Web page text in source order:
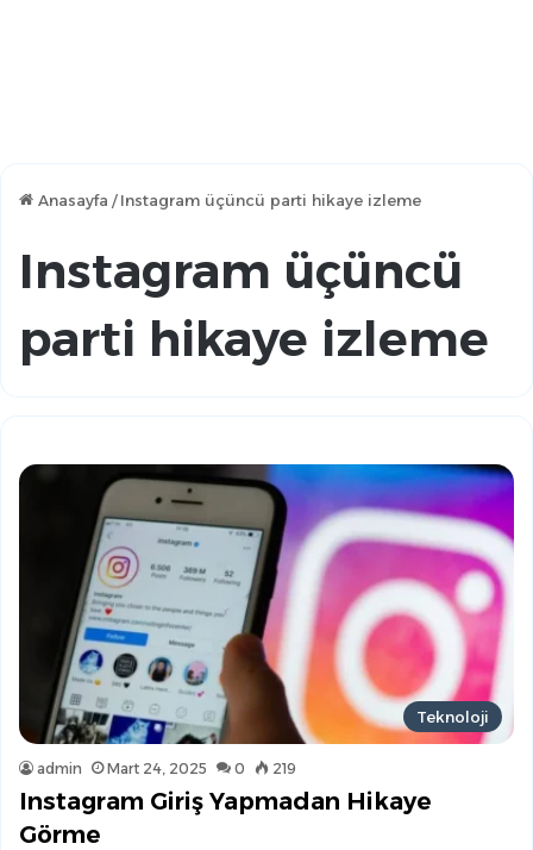
Anasayfa / Instagram üçüncü parti hikaye izleme
Instagram üçüncü
parti hikaye izleme
Teknoloji
admin Mart 24, 2025 0 219
Instagram Giriş Yapmadan Hikaye
Görme